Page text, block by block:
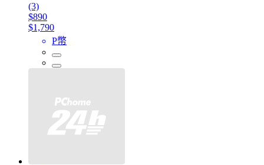
(3)
$890
$1,790
P幣